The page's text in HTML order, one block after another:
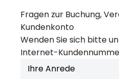
Fragen zur Buchung,
Kundenkonto
Wenden Sie sich bitte
Internet-